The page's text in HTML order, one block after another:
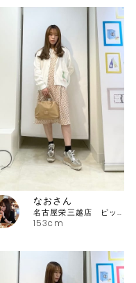
153cm
なおさん
名古屋栄三越店 ピッコーネ